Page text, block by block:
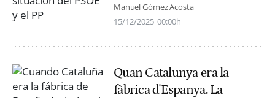
Manuel Gómez Acosta
15/12/2025 00:00h
Quan Catalunya era la
fàbrica d'Espanya. La